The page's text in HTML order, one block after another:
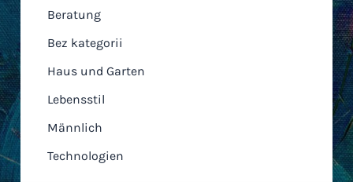
Beratung
Bez kategorii
Haus und Garten
Lebensstil
Männlich
Technologien